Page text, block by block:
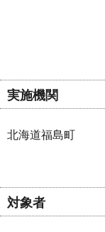
実施機関
北海道福島町
対象者